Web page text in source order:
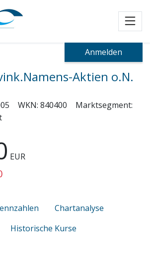
Anmelden
Aktien o.N.
WKN: 840400
Marktsegment:
EUR
Chartanalyse
Historische Kurse